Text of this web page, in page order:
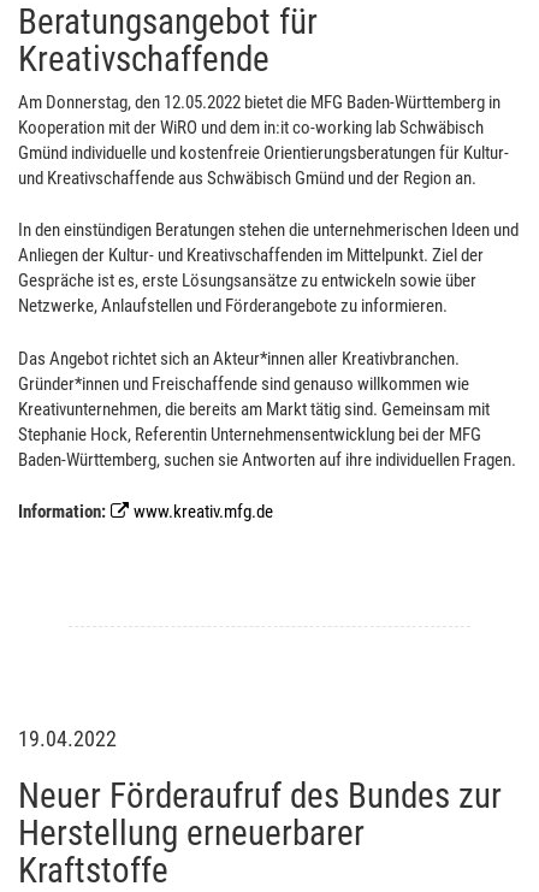
Beratungsangebot für
Kreativschaffende
Am Donnerstag, den 12.05.2022 bietet die MFG Baden-Württemberg in
Kooperation mit der WiRO und dem in:it co-working lab Schwäbisch
Gmünd individuelle und kostenfreie Orientierungsberatungen für Kultur-
und Kreativschaffende aus Schwäbisch Gmünd und der Region an.
In den einstündigen Beratungen stehen die unternehmerischen Ideen und
Anliegen der Kultur- und Kreativschaffenden im Mittelpunkt. Ziel der
Gespräche ist es, erste Lösungsansätze zu entwickeln sowie über
Netzwerke, Anlaufstellen und Förderangebote zu informieren.
Das Angebot richtet sich an Akteur*innen aller Kreativbranchen.
Gründer*innen und Freischaffende sind genauso willkommen wie
Kreativunternehmen, die bereits am Markt tätig sind. Gemeinsam mit
Stephanie Hock, Referentin Unternehmensentwicklung bei der MFG
Baden-Württemberg, suchen sie Antworten auf ihre individuellen Fragen.
Information: www.kreativ.mfg.de
19.04.2022
Neuer Förderaufruf des Bundes zur
Herstellung erneuerbarer
Kraftstoffe